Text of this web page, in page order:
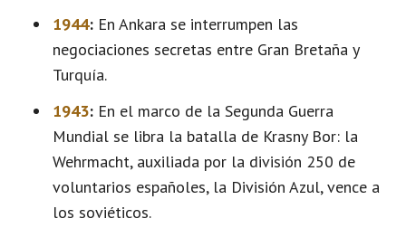
1944: En Ankara se interrumpen las
negociaciones secretas entre Gran Bretaña y
Turquía.
1943: En el marco de la Segunda Guerra
Mundial se libra la batalla de Krasny Bor: la
Wehrmacht, auxiliada por la división 250 de
voluntarios españoles, la División Azul, vence a
los soviéticos.